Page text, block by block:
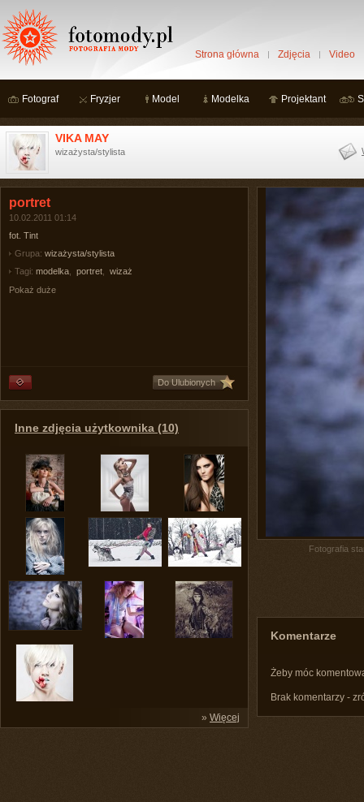
Strona główna Zdjęcia Video
Fotograf Fryzjer Model Modelka Projektant
VIKA MAY
wizażysta/stylista
portret
10.02.2011 01:14
fot. Tint
Grupa: wizażysta/stylista
Tagi: modelka portret
wizaż
Pokaż duże
Do Ulubionych
Inne zdjęcia użytkownika (10)
» Więcej
Fotografia
Komentarze
Żeby móc
Brak komentarzy -